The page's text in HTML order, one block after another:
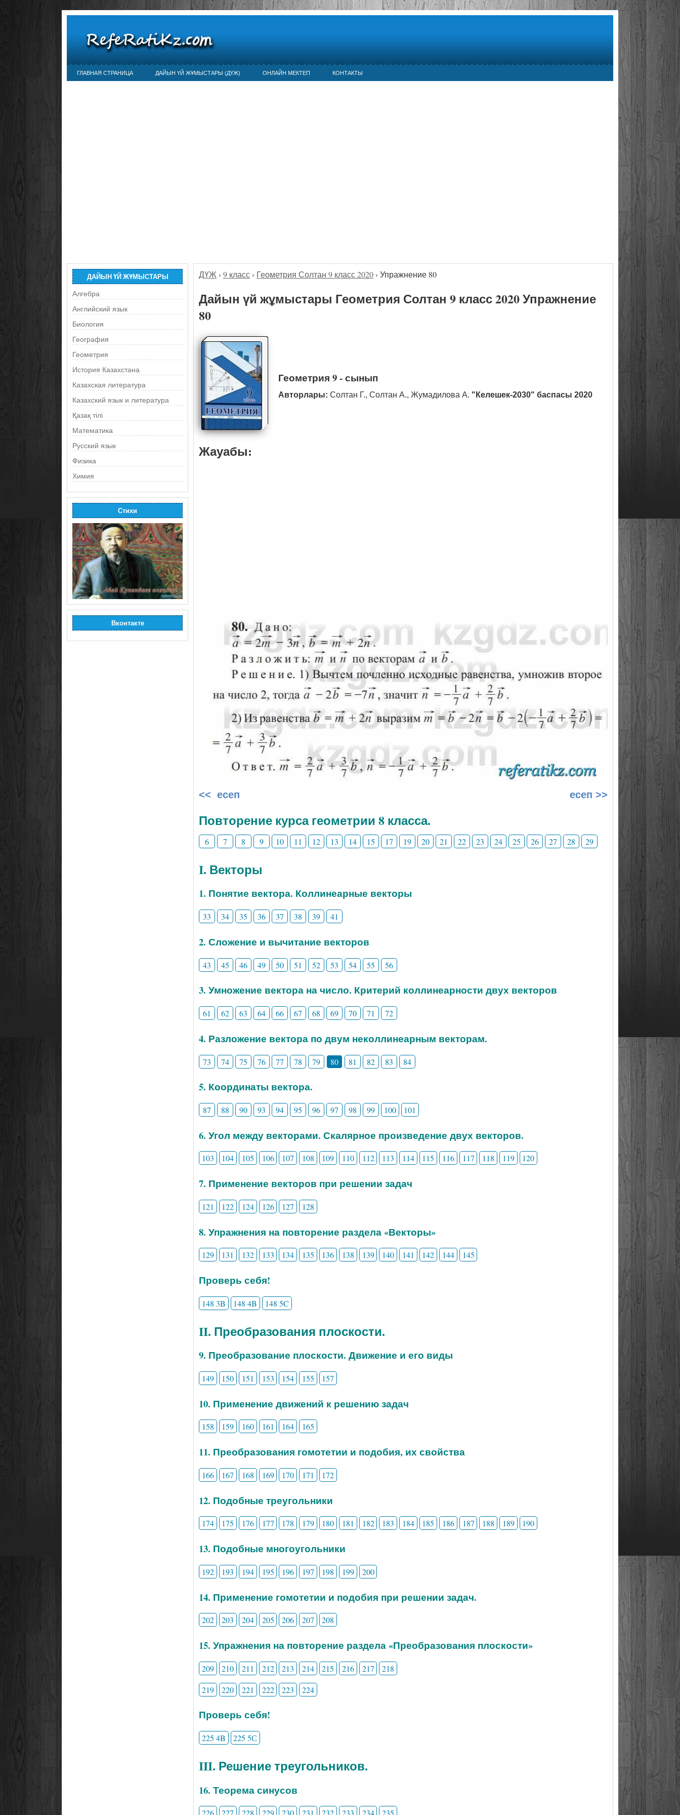
ГЛАВНАЯ СТРАНИЦА ДАЙЫН ҮЙ ЖҰМЫСТАРЫ (ДҮЖ) ОНЛАЙН МЕКТЕП КОНТАКТЫ
ДАЙЫН ҮЙ ЖҰМЫСТАРЫ
Алгебра
Английский язык
Биология
География
Геометрия
История Казахстана
Казахская литература
Казахский язык и литература
Қазақ тілі
Математика
Русский язык
Физика
Химия
Стихи
Вконтакте
ДҮЖ › 9 класс › Геометрия Солтан 9 класс 2020 › Упражнение 80
Дайын үй жұмыстары Геометрия Солтан 9 класс 2020 Упражнение
80
Геометрия 9 - сынып
Авторлары: Солтан Г., Солтан А., Жумадилова А. "Келешек-2030" баспасы 2020
Жауабы:
<< есеп есеп >>
Повторение курса геометрии 8 класса.
6 7 8 9 10 11 12 13 14 15 17 19 20 21 22 23 24 25 26 27 28 29
I. Векторы
1. Понятие вектора. Коллинеарные векторы
33 34 35 36 37 38 39 41
2. Сложение и вычитание векторов
43 45 46 49 50 51 52 53 54 55 56
3. Умножение вектора на число. Критерий коллинеарности двух векторов
61 62 63 64 66 67 68 69 70 71 72
4. Разложение вектора по двум неколлинеарным векторам.
73 74 75 76 77 78 79 80 81 82 83 84
5. Координаты вектора.
87 88 90 93 94 95 96 97 98 99 100 101
6. Угол между векторами. Скалярное произведение двух векторов.
103 104 105 106 107 108 109 110 112 113 114 115 116 117 118 119 120
7. Применение векторов при решении задач
121 122 124 126 127 128
8. Упражнения на повторение раздела «Векторы»
129 131 132 133 134 135 136 138 139 140 141 142 144 145
Проверь себя!
148 3B 148 4B 148 5C
II. Преобразования плоскости.
9. Преобразование плоскости. Движение и его виды
149 150 151 153 154 155 157
10. Применение движений к решению задач
158 159 160 161 164 165
11. Преобразования гомотетии и подобия, их свойства
166 167 168 169 170 171 172
12. Подобные треугольники
174 175 176 177 178 179 180 181 182 183 184 185 186 187 188 189 190
13. Подобные многоугольники
192 193 194 195 196 197 198 199 200
14. Применение гомотетии и подобия при решении задач.
202 203 204 205 206 207 208
15. Упражнения на повторение раздела «Преобразования плоскости»
209 210 211 212 213 214 215 216 217
218
219
220 221 222 223 224
Проверь себя!
225 4B 225 5С
III. Решение треугольников.
16. Теорема синусов